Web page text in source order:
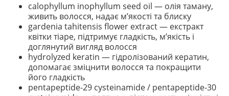
calophyllum inophyllum seed oil — олія таману,
живить волосся, надає м’якості та блиску
gardenia tahitensis flower extract — екстракт
квітки тіаре, підтримує гладкість, м’якість і
доглянутий вигляд волосся
hydrolyzed keratin — гідролізований кератин,
допомагає зміцнити волосся та покращити
його гладкість
pentapeptide-29 cysteinamide / pentapeptide-30